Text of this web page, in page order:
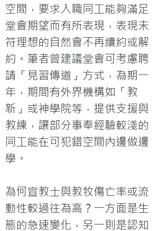
空間，要求入職同工能夠滿足
堂會期望而有所表現，表現未
符理想的自然會不再續約或解
約。筆者曾建議堂會可考慮聘
請「見習傳道」方式，為期一
年，期間有外界機構如「教
新」或神學院等，提供支援與
教練，讓部分事奉經驗較淺的
同工能在可犯錯空間內邊做邊
學。
為何宣教士與教牧傷亡率或流
動性較過往為高？一方面是生
態的急速變化，另一則是認知